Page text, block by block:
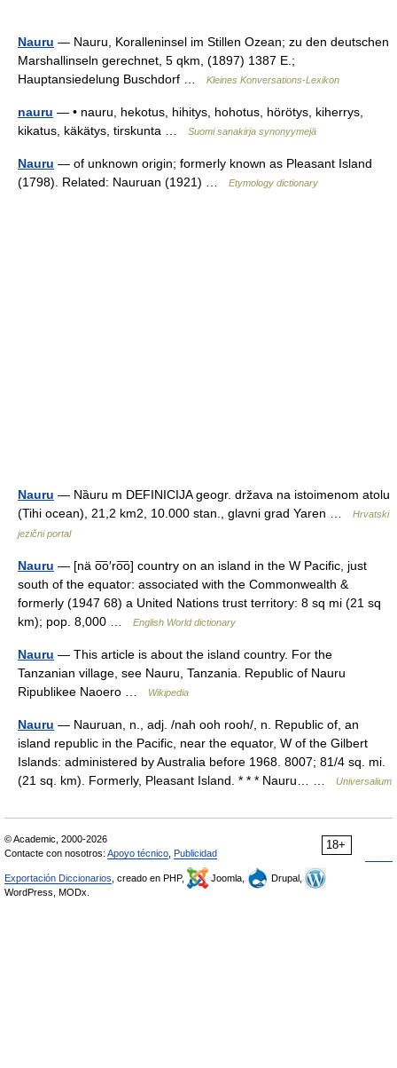
Nauru — Nauru, Koralleninsel im Stillen Ozean; zu den deutschen
Marshallinseln gerechnet, 5 qkm, (1897) 1387 E.;
Hauptansiedelung Buschdorf …
Kleines Konversations-Lexikon
nauru — • nauru, hekotus, hihitys, hohotus, hörötys, kiherrys,
kikatus, käkätys, tirskunta …
Suomi sanakirja synonyymejä
Nauru — of unknown origin; formerly known as Pleasant Island
(1798). Related: Nauruan (1921) …
Etymology dictionary
Nauru — Nȁuru m DEFINICIJA geogr. država na istoimenom atolu
(Tihi ocean), 21,2 km2, 10.000 stan., glavni grad Yaren …
Hrvatski
jezični portal
Nauru — [nä o͞o′ro͞o] country on an island in the W Pacific, just
south of the equator: associated with the Commonwealth &
formerly (1947 68) a United Nations trust territory: 8 sq mi (21 sq
km); pop. 8,000 …
English World dictionary
Nauru — This article is about the island country. For the
Tanzanian village, see Nauru, Tanzania. Republic of Nauru
Ripublikee Naoero …
Wikipedia
Nauru — Nauruan, n., adj. /nah ooh rooh/, n. Republic of, an
island republic in the Pacific, near the equator, W of the Gilbert
Islands: administered by Australia before 1968. 8007; 81/4 sq. mi.
(21 sq. km). Formerly, Pleasant Island. * * * Nauru… …
Universalium
18+
© Academic, 2000-2026
Contacte con nosotros: Apoyo técnico Publicidad
Exportación Diccionarios , creado en PHP, Joomla,
Drupal,
WordPress, MODx.